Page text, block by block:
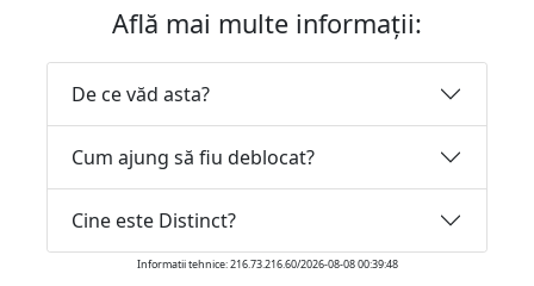
Află mai multe informații:
De ce văd asta?
Cum ajung să fiu deblocat?
Cine este Distinct?
Informatii tehnice: 216.73.216.60/2026-08-08 00:39:48